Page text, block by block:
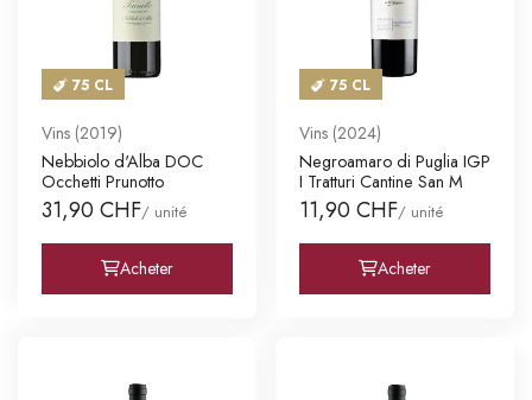
75 CL
Vins (2019)
Nebbiolo d'Alba DOC
Occhetti Prunotto
31,90 CHF/ unité
Acheter
75 CL
Vins (2024)
Negroamaro di Puglia IGP
I Tratturi Cantine San M
11,90 CHF/ unité
Acheter